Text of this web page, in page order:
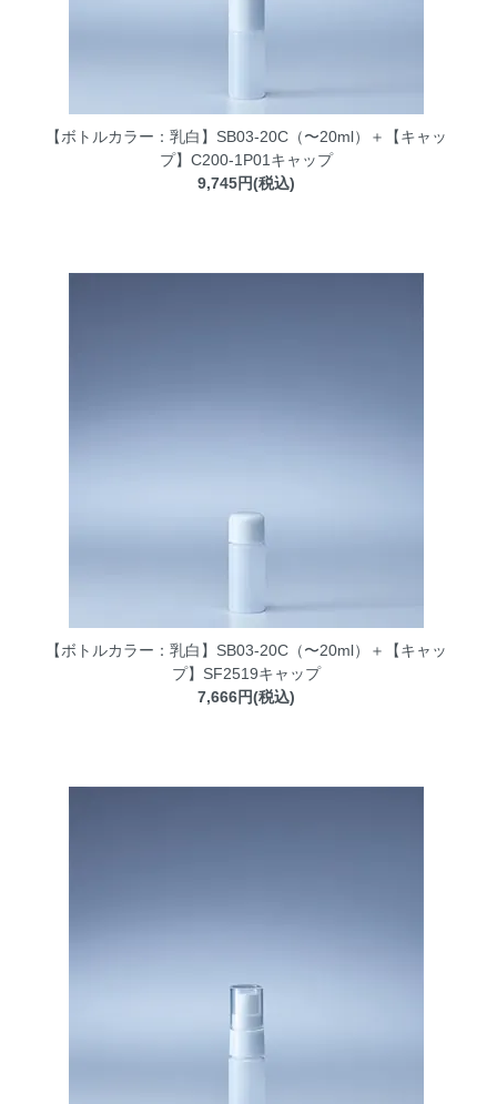
【ボトルカラー：乳白】SB03-20C（〜20ml）＋【キャッ
プ】C200-1P01キャップ
9,745円(税込)
【ボトルカラー：乳白】SB03-20C（〜20ml）＋【キャッ
プ】SF2519キャップ
7,666円(税込)